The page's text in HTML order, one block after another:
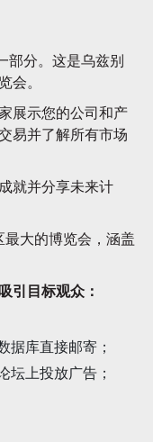
部分。这是乌兹别
会。
展示您的公司和产
易并了解所有市场
就并分享未来计
大的博览会，涵盖
引目标观众：
据库直接邮寄；
坛上投放广告；